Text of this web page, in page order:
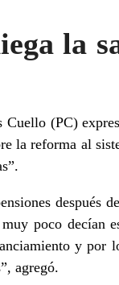
la
(PC)
la reforma al
después
poco decían
y por
agregó.